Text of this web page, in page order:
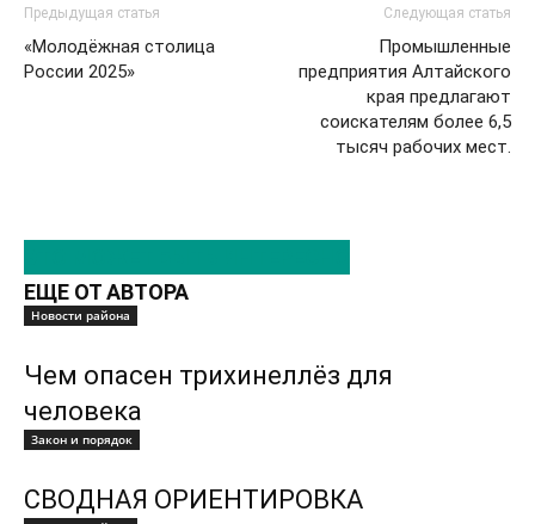
Предыдущая статья
«Молодёжная столица
России 2025»
Следующая статья
Промышленные
предприятия Алтайского
края предлагают
соискателям более 6,5
тысяч рабочих мест.
ЕЩЕ ОТ АВТОРА
Новости района
Чем опасен трихинеллёз для
человека
Закон и порядок
СВОДНАЯ ОРИЕНТИРОВКА